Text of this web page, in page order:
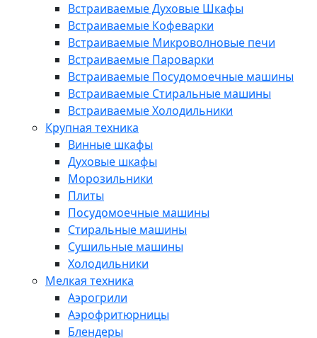
Встраиваемые Духовые Шкафы
Встраиваемые Кофеварки
Встраиваемые Микроволновые печи
Встраиваемые Пароварки
Встраиваемые Посудомоечные машины
Встраиваемые Стиральные машины
Встраиваемые Холодильники
Крупная техника
Винные шкафы
Духовые шкафы
Морозильники
Плиты
Посудомоечные машины
Стиральные машины
Сушильные машины
Холодильники
Мелкая техника
Аэрогрили
Аэрофритюрницы
Блендеры